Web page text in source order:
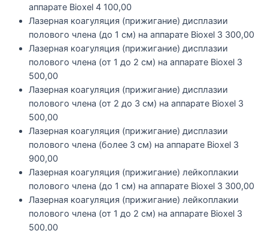
аппарате Bioxel 4 100,00
Лазерная коагуляция (прижигание) дисплазии
полового члена (до 1 см) на аппарате Bioxel 3 300,00
Лазерная коагуляция (прижигание) дисплазии
полового члена (от 1 до 2 см) на аппарате Bioxel 3
500,00
Лазерная коагуляция (прижигание) дисплазии
полового члена (от 2 до 3 см) на аппарате Bioxel 3
500,00
Лазерная коагуляция (прижигание) дисплазии
полового члена (более 3 см) на аппарате Bioxel 3
900,00
Лазерная коагуляция (прижигание) лейкоплакии
полового члена (до 1 см) на аппарате Bioxel 3 300,00
Лазерная коагуляция (прижигание) лейкоплакии
полового члена (от 1 до 2 см) на аппарате Bioxel 3
500,00